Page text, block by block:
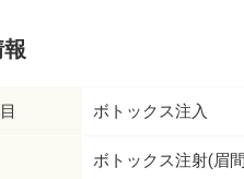
ボトックス注入
ボトックス注射(眉